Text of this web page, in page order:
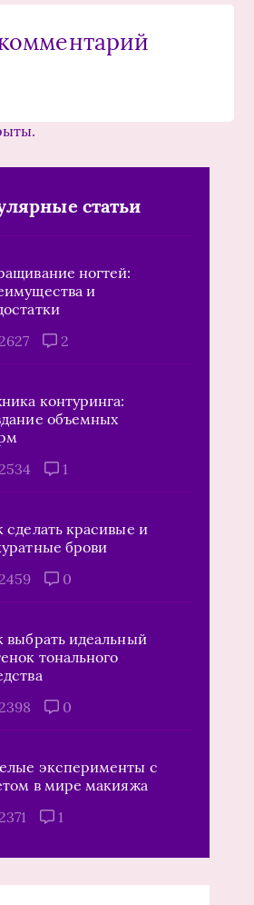
статьи
ногтей:
и
2
контуринга:
объемных
1
сделать красивые и
брови
0
выбрать идеальный
тонального
0
эксперименты с
в мире макияжа
1